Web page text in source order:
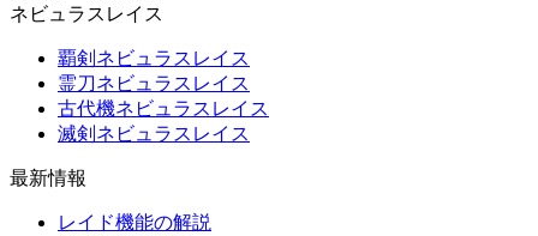
ネビュラスレイス
覇剣ネビュラスレイス
霊刀ネビュラスレイス
古代機ネビュラスレイス
滅剣ネビュラスレイス
最新情報
レイド機能の解説